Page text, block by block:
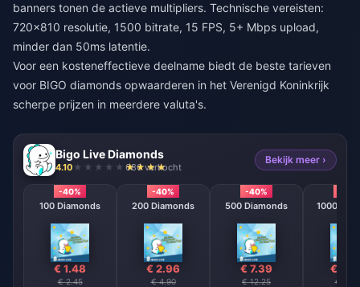
banners tonen de actieve multipliers. Technische vereisten:
720x810 resolutie, 1500 bitrate, 15 FPS, 5+ Mbps upload,
minder dan 50ms latentie.
Voor een kosteneffectieve deelname biedt de beste tarieven
voor BIGO diamonds opwaarderen in het Verenigd Koninkrijk
scherpe prijzen in meerdere valuta's.
Bigo Live Diamonds
4.10 686 verkocht
Bekijk meer ›
-40%
100 Diamonds
€ 1.48
€ 2.45
-40%
200 Diamonds
€ 2.96
€ 4.90
-40%
500 Diamonds
€ 7.39
€ 12.25
1000
€
€